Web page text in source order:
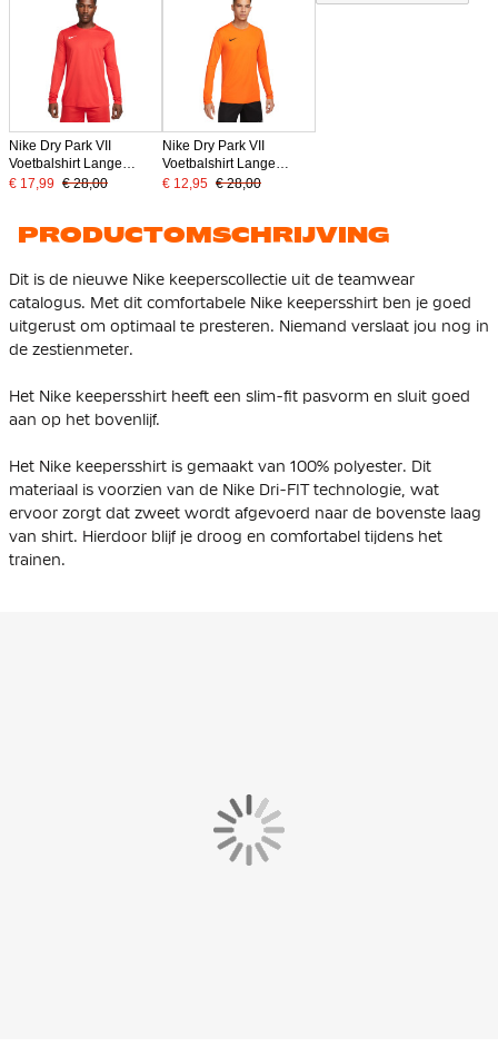
Nike Dry Park VII
Voetbalshirt Lange
Mouwen Rood
€ 17,99 € 28,00
Nike Dry Park VII
Voetbalshirt Lange
Mouwen Oranje
€ 12,95 € 28,00
PRODUCTOMSCHRIJVING
Dit is de nieuwe Nike keeperscollectie uit de teamwear
catalogus. Met dit comfortabele Nike keepersshirt ben je goed
uitgerust om optimaal te presteren. Niemand verslaat jou nog in
de zestienmeter.
Het Nike keepersshirt heeft een slim-fit pasvorm en sluit goed
aan op het bovenlijf.
Het Nike keepersshirt is gemaakt van 100% polyester. Dit
materiaal is voorzien van de Nike Dri-FIT technologie, wat
ervoor zorgt dat zweet wordt afgevoerd naar de bovenste laag
van shirt. Hierdoor blijf je droog en comfortabel tijdens het
trainen.